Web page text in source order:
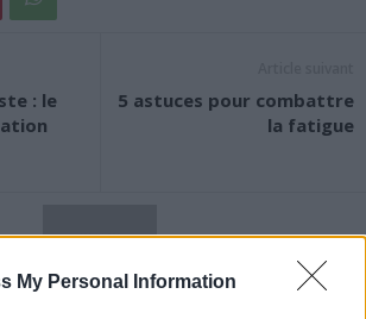
My Personal Information
: le
5 astuces pour combattre
la fatigue